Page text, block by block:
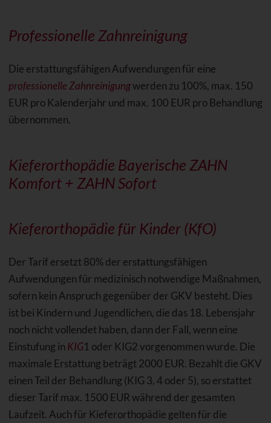
Professionelle Zahnreinigung
Die erstattungsfähigen Aufwendungen für eine
professionelle Zahnreinigungwerden zu 100%, max. 150
EUR pro Kalenderjahr und max. 100 EUR pro Behandlung
übernommen.
Kieferorthopädie Bayerische ZAHN
Komfort + ZAHN Sofort
Kieferorthopädie für Kinder (KfO)
Der Tarif ersetzt 80% der erstattungsfähigen
Aufwendungen für medizinisch notwendige Maßnahmen,
sofern kein Anspruch gegenüber der GKV besteht. Dies
ist bei Kindern und Jugendlichen, die das 18. Lebensjahr
noch nicht vollendet haben, dann der Fall, wenn eine
Einstufung in KIG1 oder KIG2 vorgenommen wurde. Die
maximale Erstattung beträgt 2000 EUR. Bezahlt die GKV
einen Teil der Behandlung (KIG 3, 4 oder 5), so erstattet
dieser Tarif max. 1500 EUR während der gesamten
Laufzeit. Auch für Kieferorthopädie gelten für die